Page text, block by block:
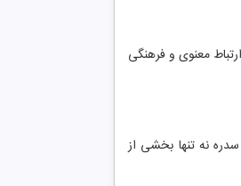
معنوی و فرهنگی
نه تنها بخشی از